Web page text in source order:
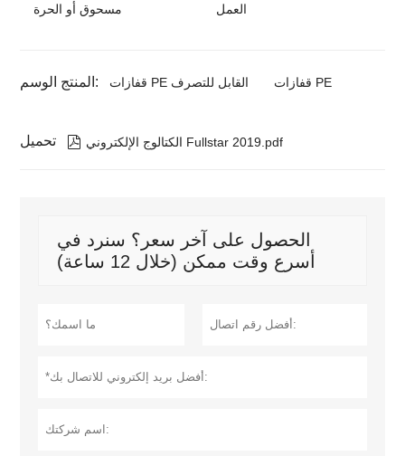
مسحوق أو الحرة
العمل
المنتج الوسم: قفازات PE القابل للتصرف قفازات PE
تحميل  الكتالوج الإلكتروني Fullstar 2019.pdf
الحصول على آخر سعر؟ سنرد في
أسرع وقت ممكن (خلال 12 ساعة)